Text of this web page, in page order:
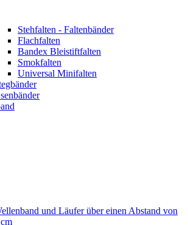
Stehfalten - Faltenbänder
Flachfalten
Bandex Bleistiftfalten
Smokfalten
Universal Minifalten
und Läufer über einen Abstand von